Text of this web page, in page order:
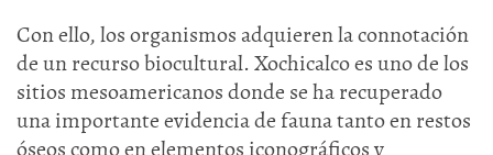
Con ello, los organismos adquieren la connotación
de un recurso biocultural. Xochicalco es uno de los
sitios mesoamericanos donde se ha recuperado
una importante evidencia de fauna tanto en restos
óseos como en elementos iconográficos y